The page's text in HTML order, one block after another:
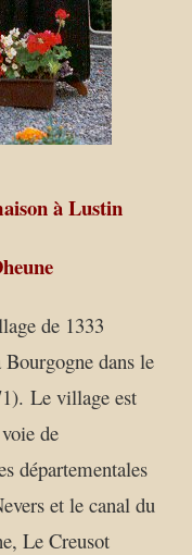
à Lustin
de 1333
dans le
Le village est
de
départementales
et le canal du
Le Creusot